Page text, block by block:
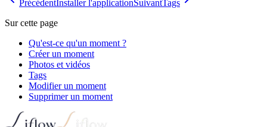
PrécédentInstaller l'applicationSuivantTags
Sur cette page
Qu'est-ce qu'un moment ?
Créer un moment
Photos et vidéos
Tags
Modifier un moment
Supprimer un moment